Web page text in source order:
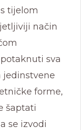
tijelom
način
sva
jedinstvene
forme,
šaptati
se izvodi